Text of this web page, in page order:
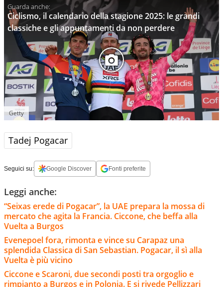
Ciclismo, il calendario della stagione 2025: le grandi
classiche e gli appuntamenti da non perdere
Getty
Tadej Pogacar
Seguici su: Google Discover Fonti preferite
Leggi anche:
“Seixas erede di Pogacar”, la UAE prepara la mossa di
mercato che agita la Francia. Ciccone, che beffa alla
Vuelta a Burgos
Evenepoel fora, rimonta e vince su Carapaz una
splendida Classica di San Sebastian. Pogacar, il sì alla
Vuelta è più vicino
Ciccone e Scaroni, due secondi posti tra orgoglio e
rimpianto a Burgos e in Polonia. E si rivede Pellizzari